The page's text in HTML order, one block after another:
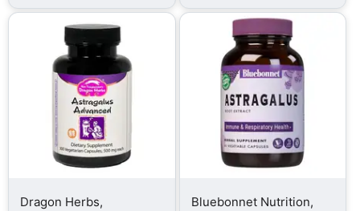
Dragon Herbs,
Bluebonnet Nutrition,